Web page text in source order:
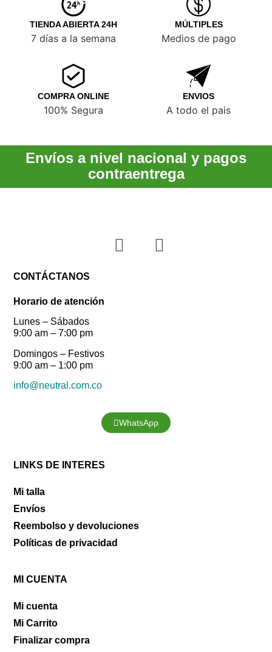
TIENDA ABIERTA 24H
7 días a la semana
MÚLTIPLES
Medios de pago
COMPRA ONLINE
100% Segura
ENVIOS
A todo el pais
Envíos a nivel nacional y pagos
contraentrega
CONTÁCTANOS
Horario de atención
Lunes – Sábados
9:00 am – 7:00 pm
Domingos – Festivos
9:00 am – 1:00 pm
info@neutral.com.co
WhatsApp
LINKS DE INTERES
Mi talla
Envíos
Reembolso y devoluciones
Políticas de privacidad
MI CUENTA
Mi cuenta
Mi Carrito
Finalizar compra